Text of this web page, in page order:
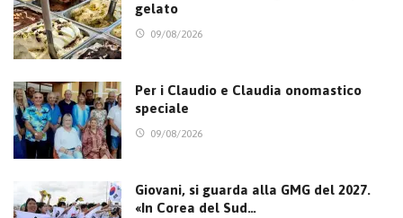
gelato
09/08/2026
Per i Claudio e Claudia onomastico
speciale
09/08/2026
Giovani, si guarda alla GMG del 2027.
«In Corea del Sud…